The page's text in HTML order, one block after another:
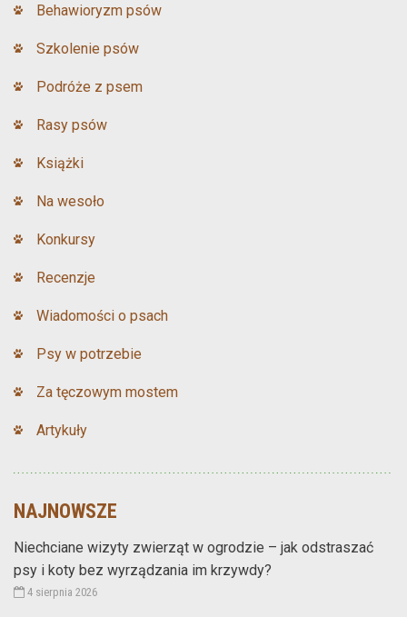
Behawioryzm psów
Szkolenie psów
Podróże z psem
Rasy psów
Książki
Na wesoło
Konkursy
Recenzje
Wiadomości o psach
Psy w potrzebie
Za tęczowym mostem
Artykuły
NAJNOWSZE
Niechciane wizyty zwierząt w ogrodzie – jak odstraszać
psy i koty bez wyrządzania im krzywdy?
4 sierpnia 2026